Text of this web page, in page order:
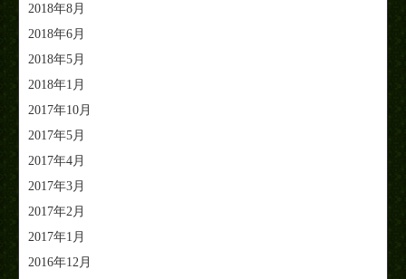
2018年8月
2018年6月
2018年5月
2018年1月
2017年10月
2017年5月
2017年4月
2017年3月
2017年2月
2017年1月
2016年12月